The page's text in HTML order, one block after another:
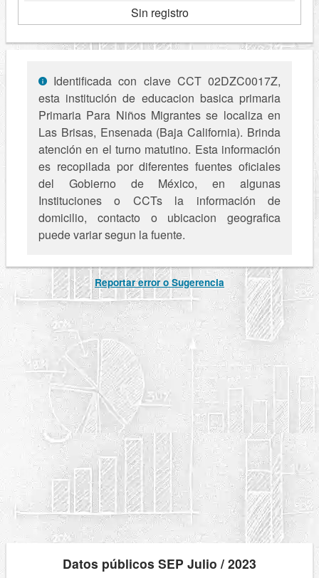
Sin registro
Identificada con clave CCT 02DZC0017Z,
esta institución de educacion basica primaria
Primaria Para Niños Migrantes se localiza en
Las Brisas, Ensenada (Baja California). Brinda
atención en el turno matutino. Esta información
es recopilada por diferentes fuentes oficiales
del Gobierno de México, en algunas
Instituciones o CCTs la información de
domicilio, contacto o ubicacion geografica
puede variar segun la fuente.
Reportar error o Sugerencia
Datos públicos SEP Julio / 2023